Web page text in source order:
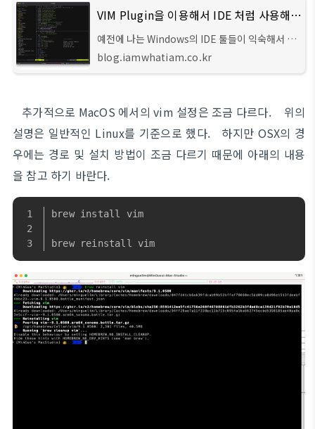
VIM Plugin을 이용해서 IDE 처럼 사용해보기
예전에 나는 Windows의 IDE 툴들이 익숙해서 그
랬는지... 터미널 사용을 지양했던 것 같다. 나름 개
발에서 은퇴했다고 생각했는데... 다시금 코딩을
blog.iamwhatiam.co.kr
추가적으로 MacOS 에서의 vim 설정은 조금 다르다. 위의
설명은 일반적인 Linux를 기준으로 했다. 하지만 OSX의 경
우에는 경로 및 설치 방법이 조금 다르기 때문에 아래의 내용
을 참고 하기 바란다.
brew install vim
brew reinstall vim